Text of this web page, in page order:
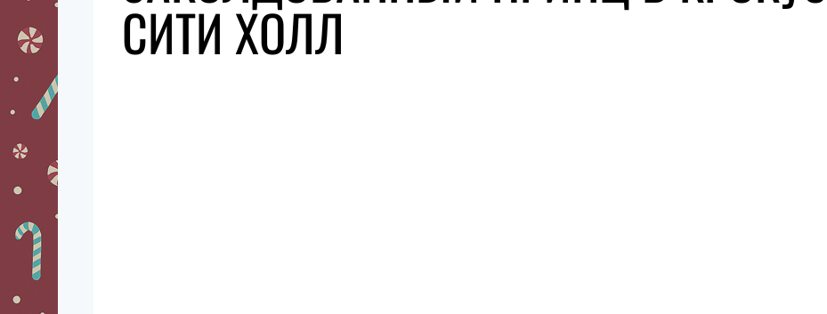
СИТИ ХОЛЛ